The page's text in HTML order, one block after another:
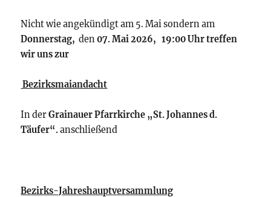
Nicht wie angekündigt am 5. Mai sondern am
Donnerstag, den07. Mai 2026, 19:00 Uhr treffen
wir uns zur
Bezirksmaiandacht
In derGrainauer Pfarrkirche „St. Johannes d.
Täufer“.anschließend
Bezirks-Jahreshauptversammlung